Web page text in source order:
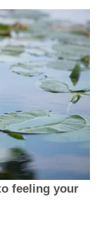
feeling your